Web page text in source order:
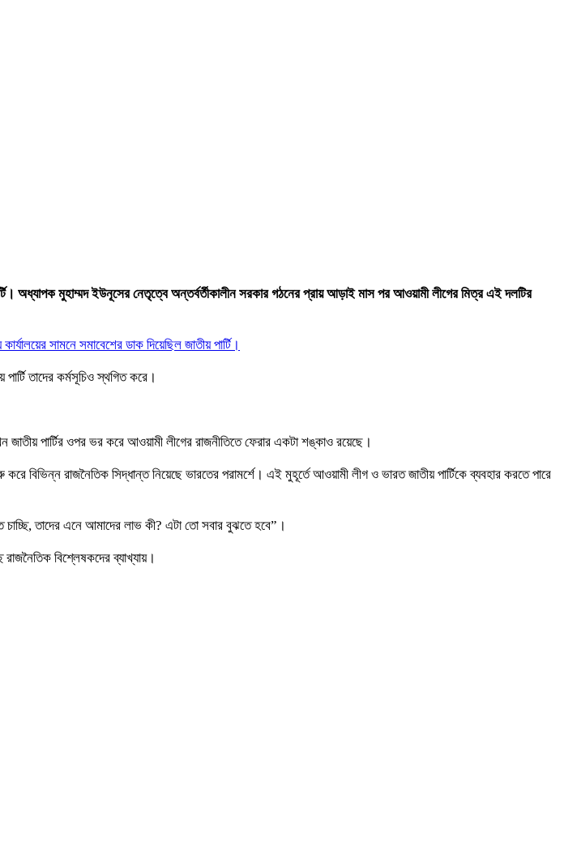
অধ্যাপক মুহাম্মদ ইউনূসের নেতৃত্বে অন্তর্বর্তীকালীন সরকার গঠনের প্রায় আড়াই মাস পর আওয়ামী লীগের মিত্র এই দলটির
সামনে সমাবেশের ডাক দিয়েছিল জাতীয় পার্টি।
তাদের কর্মসূচিও স্থগিত করে।
পার্টির ওপর ভর করে আওয়ামী লীগের রাজনীতিতে ফেরার একটা শঙ্কাও রয়েছে।
বিভিন্ন রাজনৈতিক সিদ্ধান্ত নিয়েছে ভারতের পরামর্শে। এই মুহূর্তে আওয়ামী লীগ ও ভারত জাতীয় পার্টিকে ব্যবহার করতে পারে
চাচ্ছি, তাদের এনে আমাদের লাভ কী? এটা তো সবার বুঝতে হবে”।
রাজনৈতিক বিশ্লেষকদের ব্যাখ্যায়।